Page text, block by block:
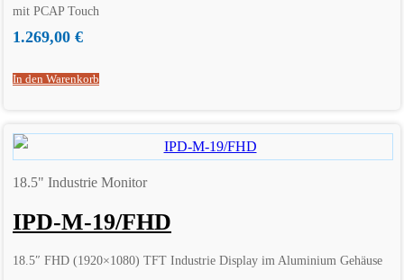
mit PCAP Touch
1.269,00 €
In den Warenkorb
18.5" Industrie Monitor
IPD-M-19/FHD
18.5″ FHD (1920×1080) TFT Industrie Display im Aluminium Gehäuse